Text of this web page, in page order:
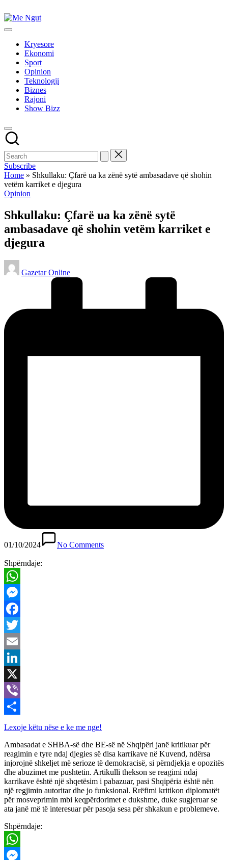
to
content
Me
Këtu
lajmet
ngut
Kryesore
Ekonomi
Sport
Opinion
Teknologji
Biznes
Rajoni
Show Bizz
Subscribe
Home » Shkullaku: Çfarë ua ka zënë sytë ambasadave që shohin
vetëm karriket e djegura
Posted
Opinion
Shkullaku: Çfarë ua ka zënë sytë
ambasadave që shohin vetëm karriket e
djegura
Posted
by
Gazetar Online
01/10/2024 No Comments
Shpërndaje:
WhatsApp
Messenger
Facebook
Twitter
Email
LinkedIn
X
Viber
Share
Lexoje këtu nëse e ke me nge!
Ambasadat e SHBA-së dhe BE-së në Shqipëri janë kritikuar për
reagimin e tyre ndaj djegies së disa karrikave në Kuvend, ndërsa
injorojnë shkeljet më serioze të demokracisë, si përndjekja e opozitës
dhe abuzimet me pushtetin. Artikulli thekson se reagimi ndaj
karrikave është një shqetësim i pabazuar, pasi Shqipëria është nën
një regjimin autoritar dhe jo funksional. Rrëfimi kritikon diplomatët
për mosveprimin mbi keqpërdorimet e dukshme, duke sugjeruar se
ata janë më të interesuar për pasoja sesa për shkakun e problemeve.
Shpërndaje:
WhatsApp